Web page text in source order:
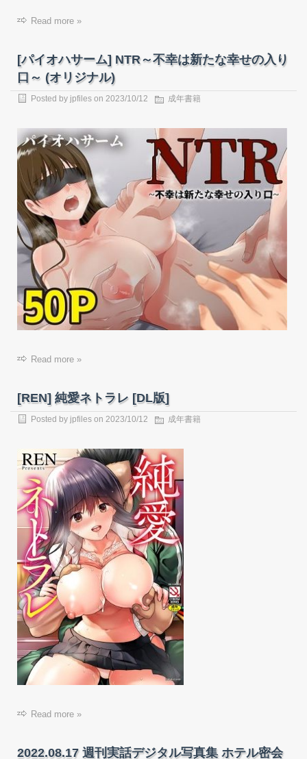
Read more »
[パイオハサーム] NTR～不幸は新たな幸せの入り
口～ (オリジナル)
Posted by jpfiles on 2023/10/12 成年書籍
Read more »
[REN] 純愛ネトラレ [DL版]
Posted by jpfiles on 2023/10/12 成年書籍
Read more »
2022.08.17 週刊実話デジタル写真集 ホテル密会